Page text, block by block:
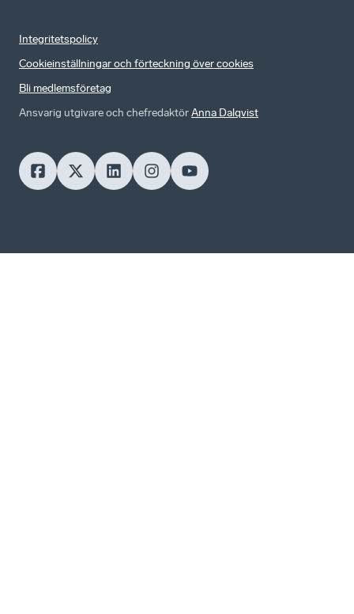
Integritetspolicy
Cookieinställningar och förteckning över cookies
Bli medlemsföretag
Ansvarig utgivare och chefredaktörAnna Dalqvist